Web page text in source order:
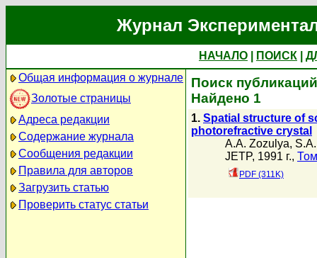
Журнал
НАЧАЛО ПОИСК
Общая информация о журнале
Золотые страницы
Адреса редакции
Содержание журнала
Сообщения редакции
Правила для авторов
Загрузить статью
Проверить статус статьи
Поиск
Найдено 1
1. Spatial structure of
photorefractive crystal
A.A. Zozulya,
JETP, 1991 г.,
PDF (311K)